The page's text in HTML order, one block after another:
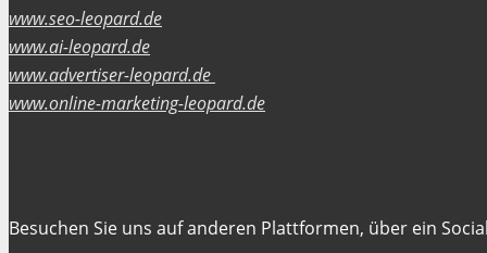
www.seo-leopard.de
www.ai-leopard.de
www.advertiser-leopard.de
www.online-marketing-leopard.de
Besuchen Sie uns auf anderen Plattformen, über ein